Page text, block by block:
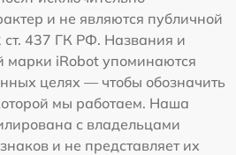
и не являются публичной
ст. 437 ГК РФ. Названия и
марки iRobot упоминаются
целях — чтобы обозначить
мы работаем. Наша
с владельцами
и не представляет их